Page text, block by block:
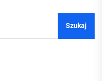
Szukaj